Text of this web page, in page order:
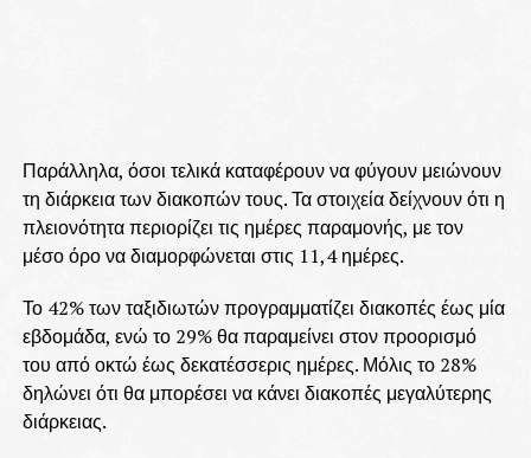
Παράλληλα, όσοι τελικά καταφέρουν να φύγουν μειώνουν
τη διάρκεια των διακοπών τους. Τα στοιχεία δείχνουν ότι η
πλειονότητα περιορίζει τις ημέρες παραμονής, με τον
μέσο όρο να διαμορφώνεται στις 11,4 ημέρες.
Το 42% των ταξιδιωτών προγραμματίζει διακοπές έως μία
εβδομάδα, ενώ το 29% θα παραμείνει στον προορισμό
του από οκτώ έως δεκατέσσερις ημέρες. Μόλις το 28%
δηλώνει ότι θα μπορέσει να κάνει διακοπές μεγαλύτερης
διάρκειας.